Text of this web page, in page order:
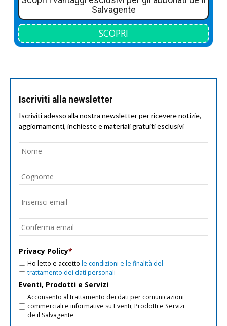
Salvagente
SCOPRI
Iscriviti alla newsletter
Iscriviti adesso alla nostra newsletter per ricevere notizie,
aggiornamenti, inchieste e materiali gratuiti esclusivi
Nome
Email
Privacy Policy*
Ho letto e accetto le condizioni e le finalità del
trattamento dei dati personali
Eventi, Prodotti e Servizi
Acconsento al trattamento dei dati per comunicazioni
commerciali e informative su Eventi, Prodotti e Servizi
de il Salvagente